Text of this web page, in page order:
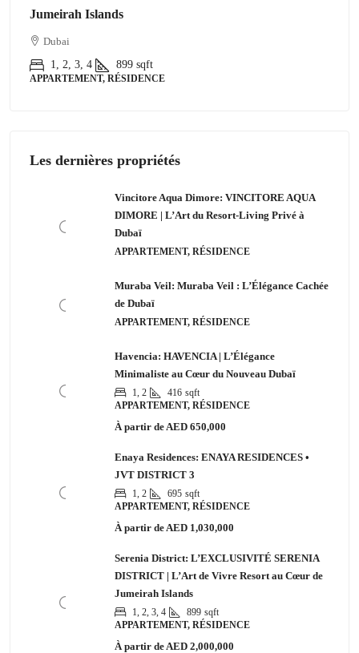
Jumeirah Islands
Dubai
1, 2, 3, 4
899 sqft
APPARTEMENT, RÉSIDENCE
Les dernières propriétés
Vincitore Aqua Dimore: VINCITORE AQUA
DIMORE | L’Art du Resort-Living Privé à
Dubaï
APPARTEMENT, RÉSIDENCE
Muraba Veil: Muraba Veil : L’Élégance Cachée
de Dubaï
APPARTEMENT, RÉSIDENCE
Havencia: HAVENCIA | L’Élégance
Minimaliste au Cœur du Nouveau Dubaï
1, 2 416 sqft
APPARTEMENT, RÉSIDENCE
À partir de AED 650,000
Enaya Residences: ENAYA RESIDENCES •
JVT DISTRICT 3
1, 2 695 sqft
APPARTEMENT, RÉSIDENCE
À partir de AED 1,030,000
Serenia District: L’EXCLUSIVITÉ SERENIA
DISTRICT | L’Art de Vivre Resort au Cœur de
Jumeirah Islands
1, 2, 3, 4 899 sqft
APPARTEMENT, RÉSIDENCE
À partir de AED 2,000,000